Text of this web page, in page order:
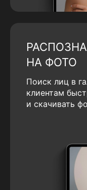
НА ФОТО
Поиск лиц в
клиентам
и скачивать